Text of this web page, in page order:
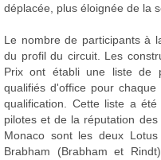
déplacée, plus éloignée de la
Le nombre de participants à
du profil du circuit. Les
Prix ont établi une liste de
qualifiés d'office pour
qualification. Cette liste a
pilotes et de la réputation
Monaco sont les deux
Brabham (Brabham et